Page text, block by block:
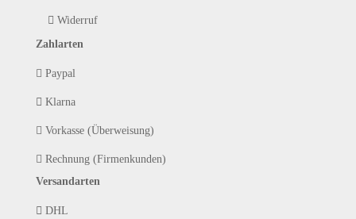
Widerruf
Zahlarten
Paypal
Klarna
Vorkasse (Überweisung)
Rechnung (Firmenkunden)
Versandarten
DHL